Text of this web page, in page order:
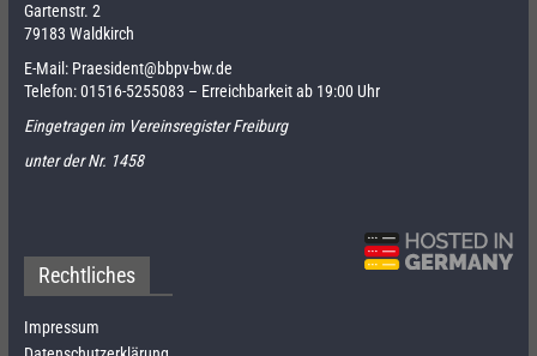
Gartenstr. 2
79183 Waldkirch
E-Mail: Praesident@bbpv-bw.de
Telefon:01516-5255083 – Erreichbarkeit ab 19:00 Uhr
Eingetragen im Vereinsregister Freiburg
unter der Nr. 1458
Rechtliches
Impressum